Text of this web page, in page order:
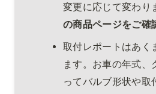
変更に応じて変わり
の商品ページをご確
取付レポートはあく
ます。お車の年式、
ってバルブ形状や取